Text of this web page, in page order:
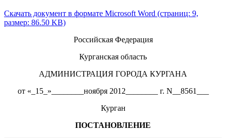
Скачать документ в формате Microsoft Word (страниц: 9,
размер: 86.50 KB)
Российская Федерация
Курганская область
АДМИНИСТРАЦИЯ ГОРОДА КУРГАНА
от «_15_»________ноября 2012________ г. N__8561___
Курган
ПОСТАНОВЛЕНИЕ